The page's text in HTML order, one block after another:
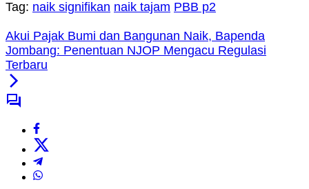
Tag: naik signifikan naik tajam PBB p2
Akui Pajak Bumi dan Bangunan Naik, Bapenda
Jombang: Penentuan NJOP Mengacu Regulasi
Terbaru